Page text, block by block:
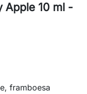
Apple 10 ml -
framboesa